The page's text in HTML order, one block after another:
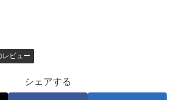
レビュー
シェアする